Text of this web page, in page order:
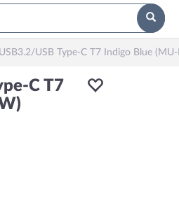
USB Type-C T7 Indigo Blue
C T7